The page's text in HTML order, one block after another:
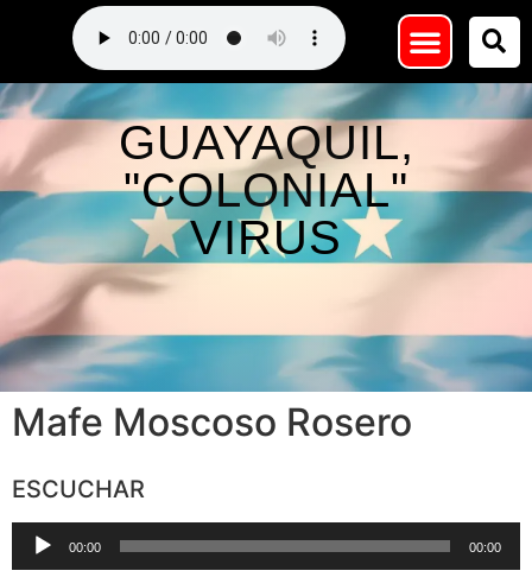
GUAYAQUIL,
"COLONIAL"
VIRUS
Mafe Moscoso Rosero
ESCUCHAR
Reproductor
de
00:00 00:00